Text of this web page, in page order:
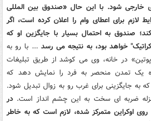
شود. با این حال «صندوق بین المللی
لازم برای اعطای وام را اعلان کرده است، اگر
کند؛ صندوق به احتمال بسیار با جایگزین او که
"خواهد بود، به نتیجه می رسد ... با رو به
در خانه، وی می کوشد از طریق تبلیغات
یک تمدن منحصر به فرد را نمایش دهد که
به جایگزینی برای غرب رو به زوال تبدیل شود.
ضربه ای سخت به این چشم انداز است. در
اوکراین متمرکز شده، لازم است که به خاطر